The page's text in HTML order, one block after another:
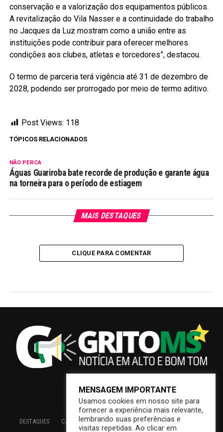
conservação e a valorização dos equipamentos públicos.
A revitalização do Vila Nasser e a continuidade do trabalho
no Jacques da Luz mostram como a união entre as
instituições pode contribuir para oferecer melhores
condições aos clubes, atletas e torcedores”, destacou.
O termo de parceria terá vigência até 31 de dezembro de
2028, podendo ser prorrogado por meio de termo aditivo.
Post Views: 118
TÓPICOS RELACIONADOS
NÃO PERCA
Águas Guariroba bate recorde de produção e garante água
na torneira para o período de estiagem
MAIS DESTAQUES
CLIQUE PARA COMENTAR
DESTAQUES CAMPO GRANDE BRASIL SAÚDE
ECONOMIA
MENSAGEM IMPORTANTE
Usamos cookies em nosso site para
fornecer a experiência mais relevante,
lembrando suas preferências e
visitas repetidas. Ao clicar em